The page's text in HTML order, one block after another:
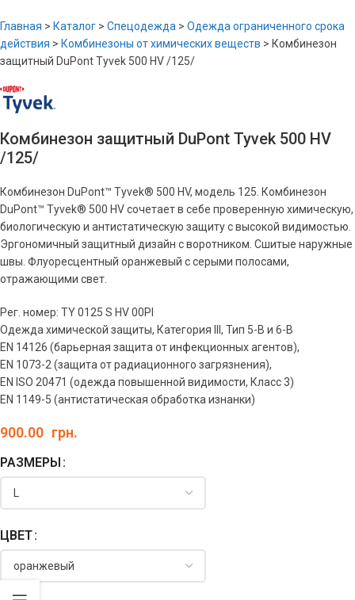
Главная > Каталог > Спецодежда > Одежда ограниченного срока
действия > Комбинезоны от химических веществ > Комбинезон
защитный DuPont Tyvek 500 HV /125/
Комбинезон защитный DuPont Tyvek 500 HV
/125/
Комбинезон DuPont™ Tyvek® 500 HV, модель 125. Комбинезон
DuPont™ Tyvek® 500 HV сочетает в себе проверенную химическую,
биологическую и антистатическую защиту с высокой видимостью.
Эргономичный защитный дизайн с воротником. Сшитые наружные
швы. Флуоресцентный оранжевый с серыми полосами,
отражающими свет.
Рег. номер: TY 0125 S HV 00PI
Одежда химической защиты, Категория III, Тип 5-B и 6-B
EN 14126 (барьерная защита от инфекционных агентов),
EN 1073-2 (защита от радиационного загрязнения),
EN ISO 20471 (одежда повышенной видимости, Класс 3)
EN 1149-5 (антистатическая обработка изнанки)
900.00 грн.
РАЗМЕРЫ
ЦВЕТ